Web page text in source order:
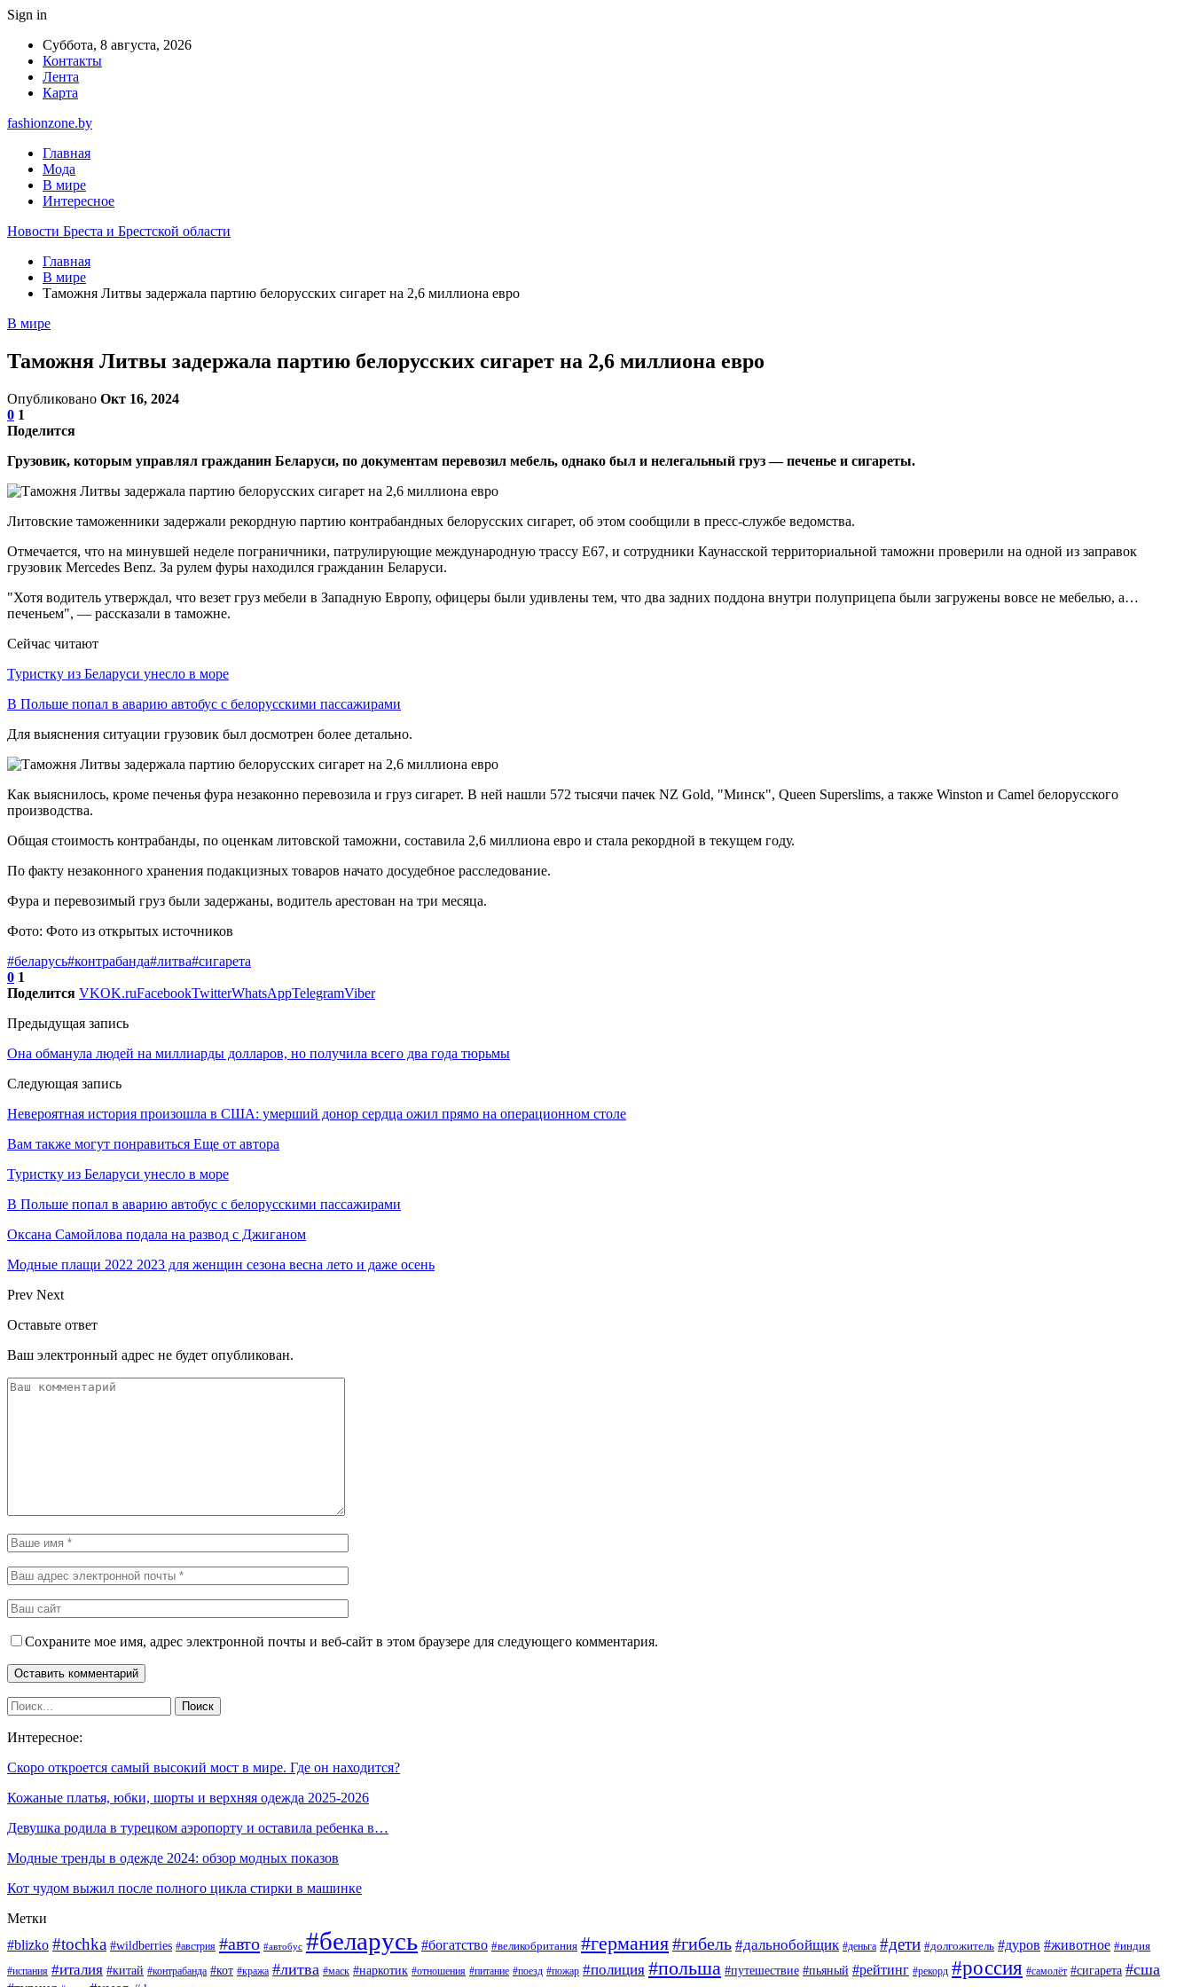
Sign in
Суббота, 8 августа, 2026
Контакты
Лента
Карта
fashionzone.by
Главная
Мода
В мире
Интересное
Новости Бреста и Брестской области
Главная
В мире
Таможня Литвы задержала партию белорусских сигарет на 2,6 миллиона евро
В мире
Таможня Литвы задержала партию белорусских сигарет на 2,6 миллиона евро
Опубликовано Окт 16, 2024
0 1
Поделится
Грузовик, которым управлял гражданин Беларуси, по документам перевозил мебель, однако был и нелегальный груз — печенье и сигареты.
Литовские таможенники задержали рекордную партию контрабандных белорусских сигарет, об этом сообщили в пресс-службе ведомства.
Отмечается, что на минувшей неделе пограничники, патрулирующие международную трассу Е67, и сотрудники Каунасской территориальной таможни проверили на одной из заправок
грузовик Mercedes Benz. За рулем фуры находился гражданин Беларуси.
"Хотя водитель утверждал, что везет груз мебели в Западную Европу, офицеры были удивлены тем, что два задних поддона внутри полуприцепа были загружены вовсе не мебелью, а…
печеньем", — рассказали в таможне.
Сейчас читают
Туристку из Беларуси унесло в море
В Польше попал в аварию автобус с белорусскими пассажирами
Для выяснения ситуации грузовик был досмотрен более детально.
Как выяснилось, кроме печенья фура незаконно перевозила и груз сигарет. В ней нашли 572 тысячи пачек NZ Gold, "Минск", Queen Superslims, а также Winston и Camel белорусского
производства.
Общая стоимость контрабанды, по оценкам литовской таможни, составила 2,6 миллиона евро и стала рекордной в текущем году.
По факту незаконного хранения подакцизных товаров начато досудебное расследование.
Фура и перевозимый груз были задержаны, водитель арестован на три месяца.
Фото: Фото из открытых источников
#беларусь#контрабанда#литва#сигарета
0 1
Поделится VKOK.ruFacebookTwitterWhatsAppTelegramViber
Предыдущая запись
Она обманула людей на миллиарды долларов, но получила всего два года тюрьмы
Следующая запись
Невероятная история произошла в США: умерший донор сердца ожил прямо на операционном столе
Вам также могут понравиться Еще от автора
Туристку из Беларуси унесло в море
В Польше попал в аварию автобус с белорусскими пассажирами
Оксана Самойлова подала на развод с Джиганом
Модные плащи 2022 2023 для женщин сезона весна лето и даже осень
Prev Next
Оставьте ответ
Ваш электронный адрес не будет опубликован.
Сохраните мое имя, адрес электронной почты и веб-сайт в этом браузере для следующего комментария.
Интересное:
Скоро откроется самый высокий мост в мире. Где он находится?
Кожаные платья, юбки, шорты и верхняя одежда 2025-2026
Девушка родила в турецком аэропорту и оставила ребенка в…
Модные тренды в одежде 2024: обзор модных показов
Кот чудом выжил после полного цикла стирки в машинке
Метки
#blizko #tochka #wildberries #австрия #авто #автобус #беларусь #богатство #великобритания #германия#гибель #дальнобойщик #деньга #дети #долгожитель #дуров #животное #индия
#испания #италия #китай #контрабанда #кот #кража #литва #маск #наркотик #отношения #питание #поезд #пожар #полиция #польша #путешествие #пьяный #рейтинг #рекорд #россия #самолёт #сигарета #сша